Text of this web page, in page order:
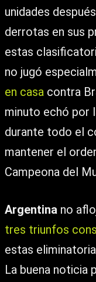
unidades
derrotas en sus
estas
no jugó
en casa contra
minuto echó por
durante todo el
mantener el
Campeona del
Argentina no
tres triunfos
estas
La buena noticia